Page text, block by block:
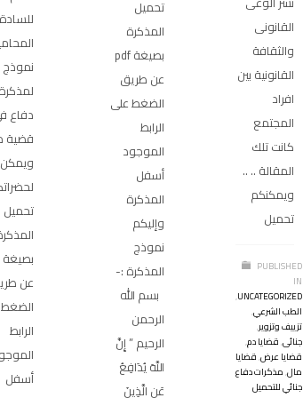
القانونى
والثقافة
القانونية بين
افراد
المجتمع
كانت تلك
المقالة .. ..
ويمكنكم
تحميل
PUBLISHED
IN
UNCATEGORIZED
,
الطب الشرعي,
تزييف وتزوير,
جنائى,قضايا دم,
قضايا عرض,قضايا
مال,مذكرات دفاع
جنائي للتحميل
تحميل
المذكرة
عن طريق
الضغط على
الرابط
الموجود
أسفل
المذكرة
وإليكم
نموذج
المذكرة :-
بسم الله
الرحمن
الرحيم ” إِنَّ
اللَّهَ يُدَافِعُ
عَنِ الَّذِينَ
للسادة
نموذج
لمذكرة
دفاع
قضية
ويمكن
تحميل
عن
الرابط
أسفل